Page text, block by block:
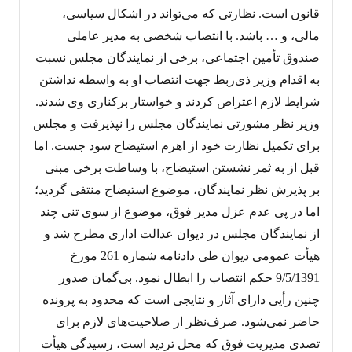
قانون است. نظارتی که می‌تواند در اشکال سیاسی،
مالی، و … باشد. با انتصاب شخصی به مدیر عاملی
صندوق تأمین اجتماعی، برخی از نمایندگان مجلس نسبت
به اقدام وزیر ذی‌ربط جهت انتصاب او به واسطه نداشتن
شرایط لازم اعتراض کردند و خواستار برکناری وی شدند.
وزیر نظر مشورتی نمایندگان مجلس را نپذیرفت و مجلس
برای تکمیل نظارت خود از اهرم استیضاح سود جست. اما
قبل از به ثمر نشستن استیضاح، با وساطت برخی مبنی
بر پذیرش نظر نمایندگان، موضوع استیضاح منتفی گردید؛
اما در پی عدم عزل مدیر فوق، موضوع از سوی تنی چند
از نمایندگان مجلس در دیوان عدالت اداری مطرح شد و
هیأت عمومی دیوان طی دادنامه شماره 261 مورخ
9/5/1391 حکم انتصاب را ابطال نمود. بی‌گمان صدور
چنین رأیی دارای آثار و نتایجی است که محدود به پرونده
حاضر نمی‌شود. صرف‌نظر از صلاحیت‌های لازم برای
تصدی مدیریت فوق که محل تردید است، رسیدگی هیأت